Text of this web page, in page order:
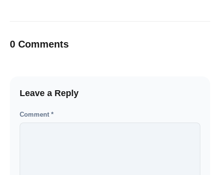
0 Comments
Leave a Reply
Comment *